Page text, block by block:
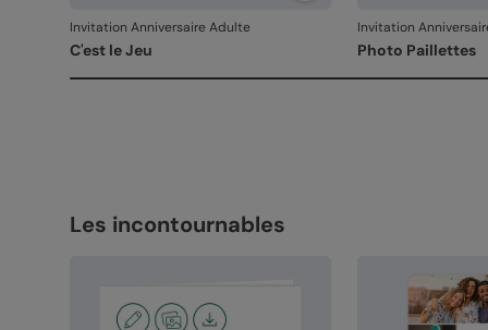
Invitation Anniversaire Adulte
C'est le Jeu
Invitation
Photo Paillettes
Les incontournables